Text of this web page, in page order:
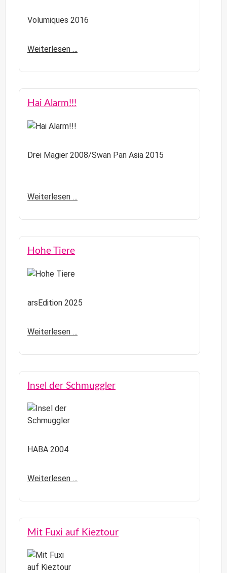
Volumiques 2016
Weiterlesen …
Hai Alarm!!!
Drei Magier 2008/Swan Pan Asia 2015
Weiterlesen …
Hohe Tiere
arsEdition 2025
Weiterlesen …
Insel der Schmuggler
HABA 2004
Weiterlesen …
Mit Fuxi auf Kieztour